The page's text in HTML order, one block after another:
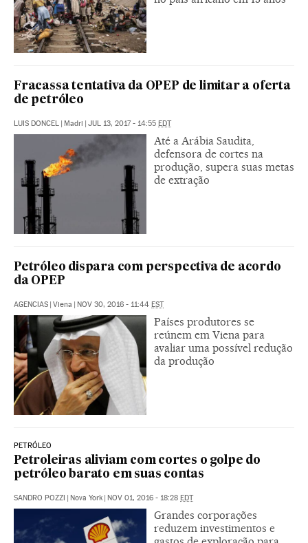
Fracassa tentativa da OPEP de limitar a oferta
de petróleo
LUIS DONCEL | Madri | JUL 13, 2017 - 14:55 EDT
Até a Arábia Saudita,
defensora de cortes na
produção, supera suas metas
de extração
Petróleo dispara com perspectiva de acordo
da OPEP
AGENCIAS | Viena | NOV 30, 2016 - 11:44 EST
Países produtores se
reúnem em Viena para
avaliar uma possível redução
da produção
PETRÓLEO
Petroleiras aliviam com cortes o golpe do
petróleo barato em suas contas
SANDRO POZZI | Nova York | NOV 01, 2016 - 18:28 EDT
Grandes corporações
reduzem investimentos e